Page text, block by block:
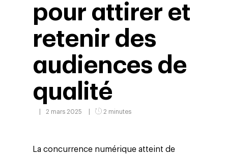
pour attirer et
retenir des
audiences de
qualité
2 mars 2025 2 minutes
La concurrence numérique atteint de